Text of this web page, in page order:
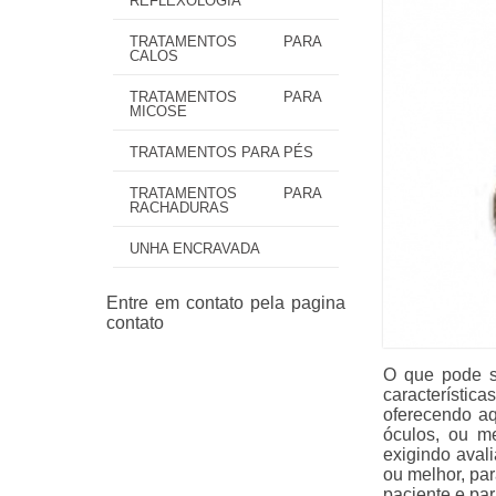
TRATAMENTOS PARA
CALOS
TRATAMENTOS PARA
MICOSE
TRATAMENTOS PARA PÉS
TRATAMENTOS PARA
RACHADURAS
UNHA ENCRAVADA
O que pode
oferecendo
óculos, ou
exigindo
ou melhor,